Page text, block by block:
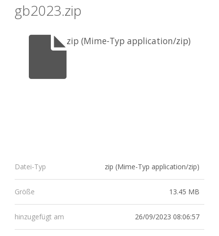
gb2023.zip
zip (Mime-Typ application/zip)
Datei-Typ zip (Mime-Typ application/zip)
Größe 13.45 MB
hinzugefügt am 26/09/2023 08:06:57